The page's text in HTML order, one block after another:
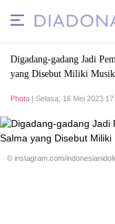
Digadang-gadang Jadi
yang Disebut Miliki
Photo | Selasa, 16 Mei 2023
© instagram.com/